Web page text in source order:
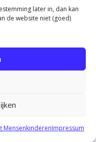
later in, dan kan
de website niet (goed)
MensenkinderenImpressum